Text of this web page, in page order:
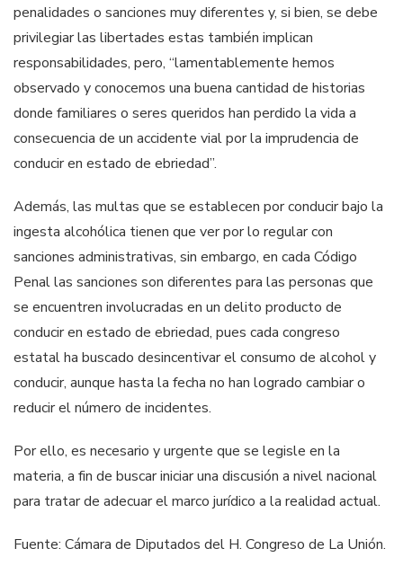
penalidades o sanciones muy diferentes y, si bien, se debe
privilegiar las libertades estas también implican
responsabilidades, pero, “lamentablemente hemos
observado y conocemos una buena cantidad de historias
donde familiares o seres queridos han perdido la vida a
consecuencia de un accidente vial por la imprudencia de
conducir en estado de ebriedad”.
Además, las multas que se establecen por conducir bajo la
ingesta alcohólica tienen que ver por lo regular con
sanciones administrativas, sin embargo, en cada Código
Penal las sanciones son diferentes para las personas que
se encuentren involucradas en un delito producto de
conducir en estado de ebriedad, pues cada congreso
estatal ha buscado desincentivar el consumo de alcohol y
conducir, aunque hasta la fecha no han logrado cambiar o
reducir el número de incidentes.
Por ello, es necesario y urgente que se legisle en la
materia, a fin de buscar iniciar una discusión a nivel nacional
para tratar de adecuar el marco jurídico a la realidad actual.
Fuente: Cámara de Diputados del H. Congreso de La Unión.